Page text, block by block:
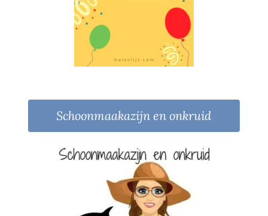
Schoonmaakazijn en onkruid